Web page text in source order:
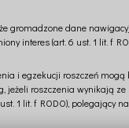
gromadzone dane
interes (art. 6 ust. 1 lit. f
i egzekucji roszczeń
jeżeli roszczenia wynikają
1 lit. f RODO),